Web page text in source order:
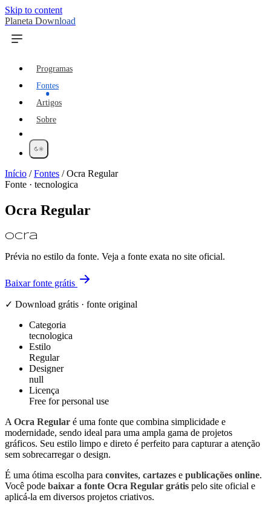
Skip to content
Planeta Download
Programas
Fontes
Artigos
Sobre
Início /Fontes /Ocra Regular
Fonte · tecnologica
Ocra Regular
Ocra
Prévia no estilo da fonte. Veja a fonte exata no site oficial.
Baixar fonte grátis
✓ Download grátis · fonte original
Categoria
tecnologica
Estilo
Regular
Designer
null
Licença
Free for personal use
A Ocra Regular é uma fonte que combina simplicidade e
modernidade, sendo ideal para uma ampla gama de projetos
gráficos. Seu estilo limpo e direto é perfeito para capturar a atenção
sem sobrecarregar o design.
É uma ótima escolha para convites, cartazes e publicações online.
Você pode baixar a fonte Ocra Regular grátis pelo site oficial e
aplicá-la em diversos projetos criativos.